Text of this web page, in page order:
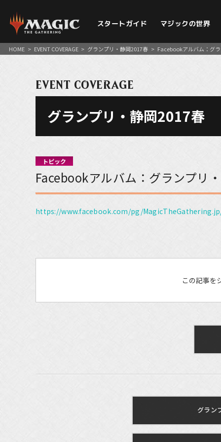
スタートガイド マジックの世界
HOME > EVENT COVERAGE > グランプリ・静岡2017春 > Facebookアルバム：グ
EVENT COVERAGE
グランプリ・静岡2017春
トピック
Facebookアルバム：グランプリ
https://www.facebook.com/pg/
この記事を
グラン